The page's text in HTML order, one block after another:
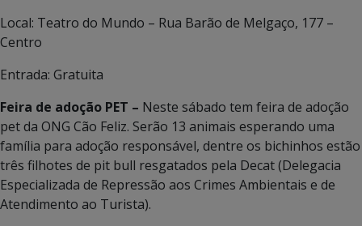
Local: Teatro do Mundo – Rua Barão de Melgaço, 177 –
Centro
Entrada: Gratuita
Feira de adoção PET – Neste sábado tem feira de adoção
pet da ONG Cão Feliz. Serão 13 animais esperando uma
família para adoção responsável, dentre os bichinhos estão
três filhotes de pit bull resgatados pela Decat (Delegacia
Especializada de Repressão aos Crimes Ambientais e de
Atendimento ao Turista).